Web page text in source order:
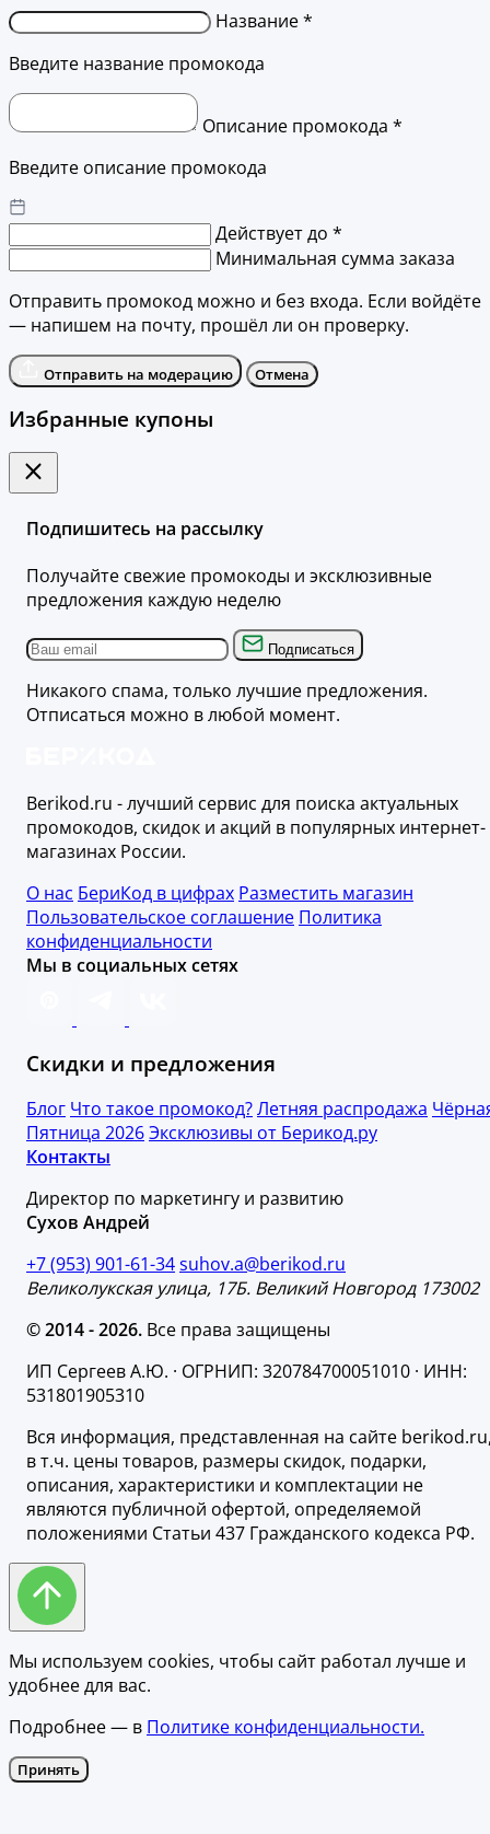
Название *
Введите название промокода
Описание промокода *
Введите описание промокода
Действует до *
Минимальная сумма заказа
Отправить промокод можно и без входа. Если войдёте
— напишем на почту, прошёл ли он проверку.
Отправить на модерацию Отмена
Избранные купоны
Подпишитесь на рассылку
Получайте свежие промокоды и эксклюзивные
предложения каждую неделю
Подписаться
Никакого спама, только лучшие предложения.
Отписаться можно в любой момент.
Berikod.ru - лучший сервис для поиска актуальных
промокодов, скидок и акций в популярных интернет-
магазинах России.
О нас БериКод в цифрах Разместить магазин
Пользовательское соглашение Политика
конфиденциальности
Мы в социальных сетях
Скидки и предложения
Блог Что такое промокод?Летняя распродажа
Пятница 2026Эксклюзивы от Берикод.ру
Контакты
Директор по маркетингу и развитию
Сухов Андрей
+7 (953) 901-61-34suhov.a@berikod.ru
Великолукская улица, 17Б. Великий Новгород 173002
© 2014 - 2026. Все права защищены
ИП Сергеев А.Ю. · ОГРНИП: 320784700051010 · ИНН:
531801905310
Вся информация, представленная на сайте
в т.ч. цены товаров, размеры скидок, подарки,
описания, характеристики и комплектации не
являются публичной офертой, определяемой
положениями Статьи 437 Гражданского кодекса РФ.
Мы используем cookies, чтобы сайт работал лучше и
удобнее для вас.
Подробнее — в Политике конфиденциальности.
Принять